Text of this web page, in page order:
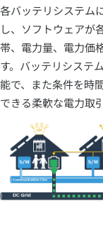
各バッテリシステム
し、ソフトウェアが
帯、電力量、電力価
す。バッテリシステ
能で、また条件を時
できる柔軟な電力取